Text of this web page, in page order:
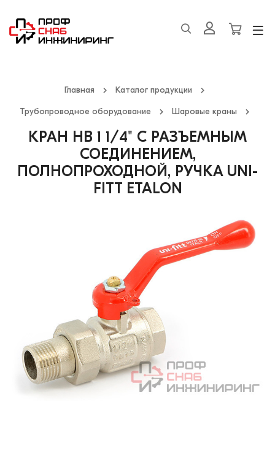
Главная Каталог продукции
Трубопроводное оборудование Шаровые краны
КРАН НВ 1 1/4" С РАЗЪЕМНЫМ
СОЕДИНЕНИЕМ,
ПОЛНОПРОХОДНОЙ, РУЧКА UNI-
FITT ETALON